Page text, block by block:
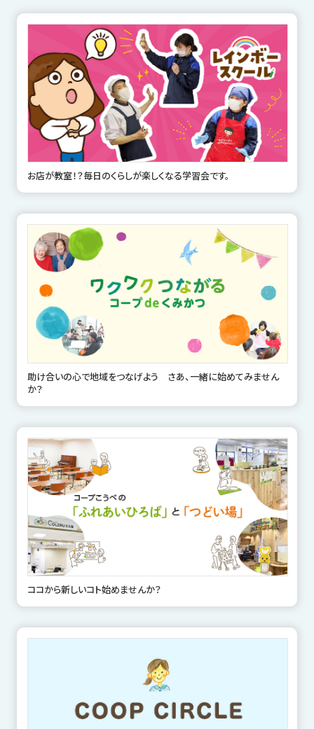
お店が教室！？毎日のくらしが楽しくなる学習会です。
助け合いの心で地域をつなげよう さあ、一緒に始めてみません
か？
ココから新しいコト始めませんか？